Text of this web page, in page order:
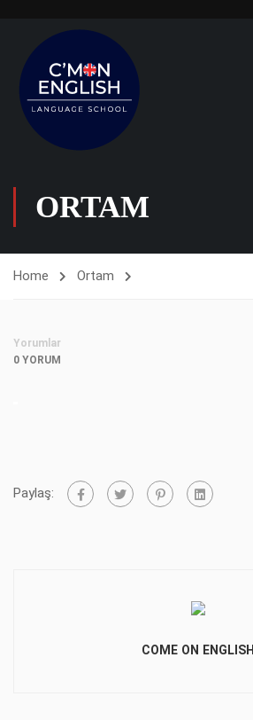
ORTAM
Home Ortam
Yorumlar
0 YORUM
Paylaş:
COME ON ENGLISH